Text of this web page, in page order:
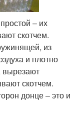
– их
скотчем.
из
и плотно
вырезают
скотчем.
донце – это и